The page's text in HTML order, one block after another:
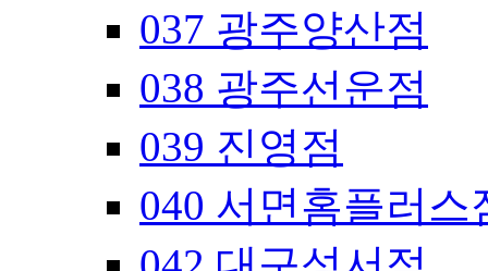
037 광주양산점
038 광주선운점
039 진영점
040 서면홈플러스